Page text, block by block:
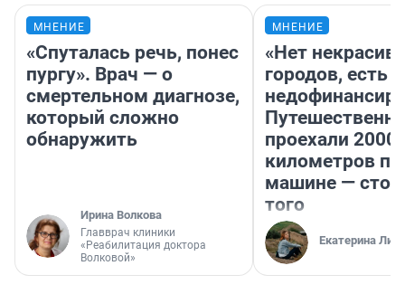
МНЕНИЕ
«Спуталась речь, понес
пургу». Врач — о
смертельном диагнозе,
который сложно
обнаружить
Ирина Волкова
Главврач клиники
«Реабилитация доктора
Волковой»
МНЕНИЕ
«Нет
городов, есть
проехали 2000
километров по
машине —
того
Екатерина